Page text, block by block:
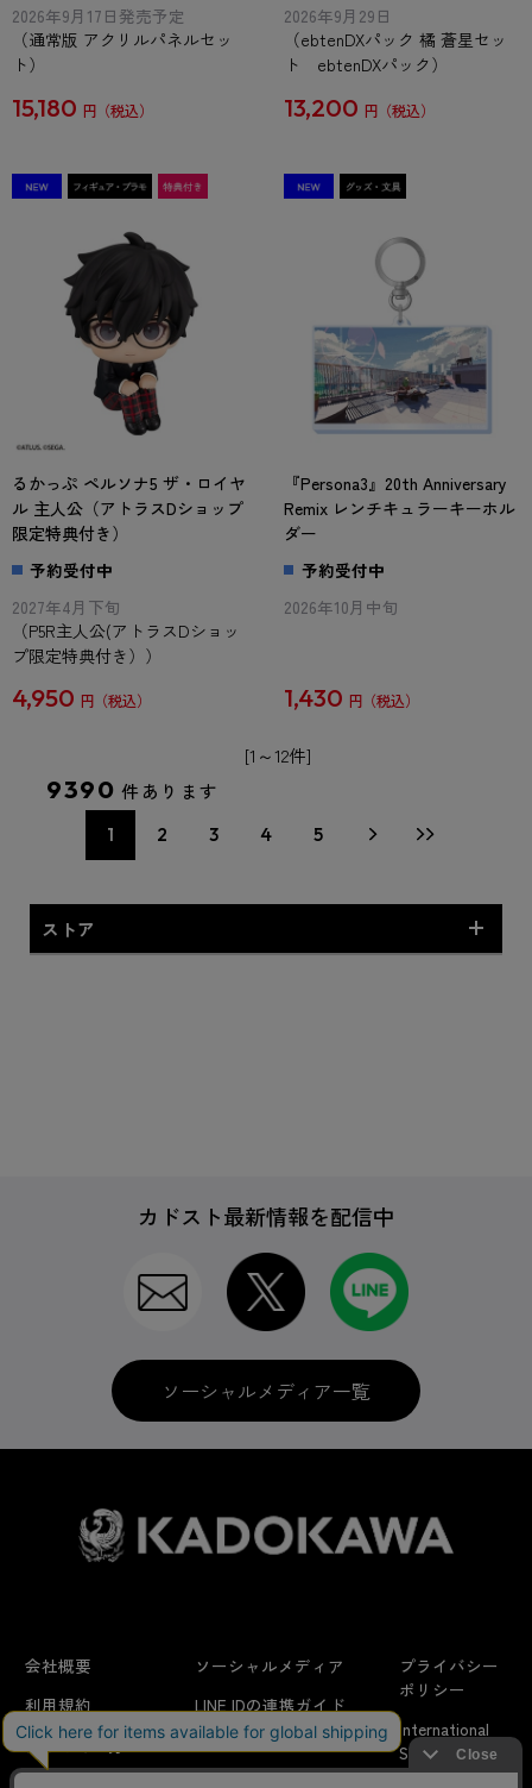
2026年9月17日発売予定
（通常版 アクリルパネルセッ
ト）
15,180 円
2026年9月29日
（ebtenDXパック 橘 蒼星セッ
ト ebtenDXパック）
13,200 円
るかっぷ ペルソナ5 ザ・ロイヤ
ル 主人公（アトラスDショップ
限定特典付き）
予約受付中
2027年4月下旬
（P5R主人公(アトラスDショッ
プ限定特典付き））
4,950 円
『Persona3』20th Anniversary
Remix レンチキュラーキーホル
ダー
予約受付中
2026年10月中旬
1,430 円
[1～12件]
9390 件あります
1 2 3 4 5
ストア
グッズ
ゲームソフト
雑誌・書籍
カドスト最新情報を配信中
ソーシャルメディア一覧
会社概要
利用規約
はじめての方へ
ソーシャルメディア
LINE IDの連携ガイド
FAQ
プライバシー
ポリシー
International
Shipping